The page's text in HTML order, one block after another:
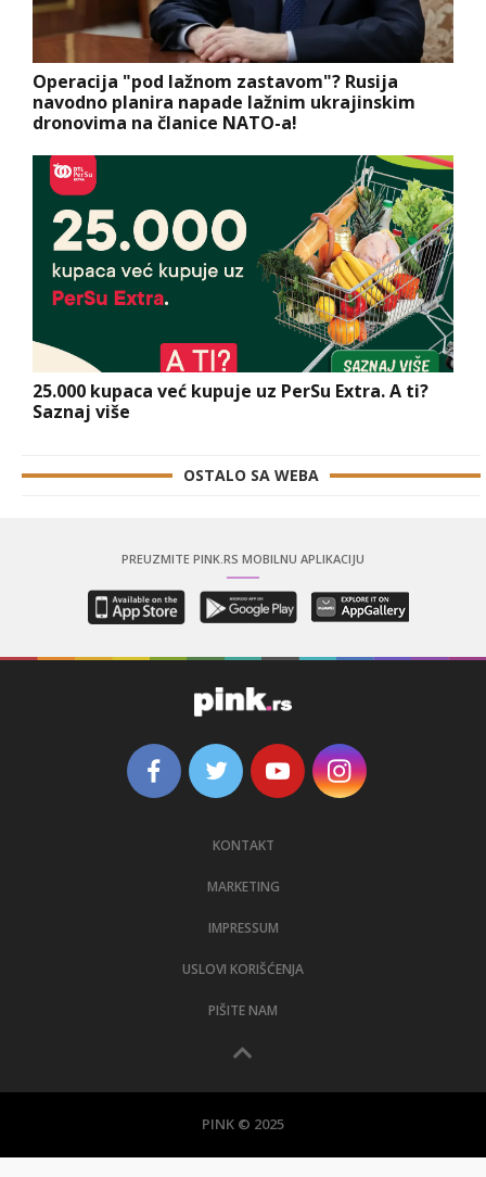
Operacija "pod lažnom zastavom"? Rusija
navodno planira napade lažnim ukrajinskim
dronovima na članice NATO-a!
25.000 kupaca već kupuje uz PerSu Extra. A ti?
Saznaj više
OSTALO SA WEBA
PREUZMITE PINK.RS MOBILNU APLIKACIJU
KONTAKT
MARKETING
IMPRESSUM
USLOVI KORIŠĆENJA
PIŠITE NAM
PINK © 2025